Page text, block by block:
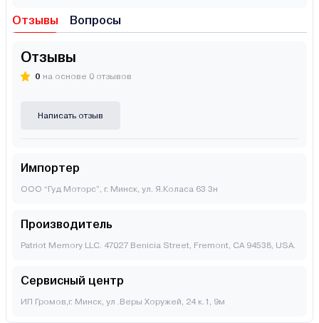
Отзывы Вопросы
Отзывы
0 на основе 0 отзывов
Написать отзыв
Импортер
ООО “Гуд Моторс”, г. Минск, ул. Я.Коласа 63 3н
Производитель
Patriot Memory LLC. 47027 Benicia Street, Fremont, CA 94538, USA.
Сервисный центр
ИП Громов,г. Минск, ул .Веры Хоружей, 24 к.1, 9м